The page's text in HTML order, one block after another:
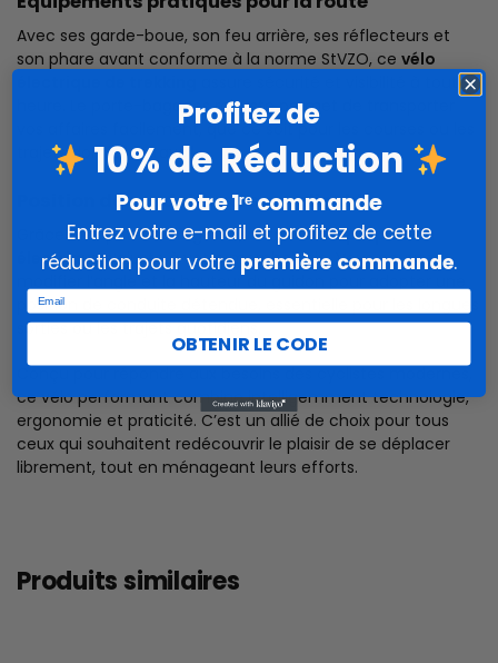
Avec ses garde-boue, son feu arrière, ses réflecteurs et
son phare avant conforme à la norme StVZO, ce vélo
assure sécurité et visibilité à toute
heure. Le porte-bagages robuste permet de transporter
vos affaires facilement, que ce soit pour les courses ou les
trajets domicile-travail.
Position de conduite personnalisable
Grâce à sa potence réglable, notrevélo à propulsion
électriques’ajuste à votre morphologie. Vous pouvez
modifier l’angle et la hauteur du guidon pour adopter une
position de conduite détendue, essentielle pour les longues
sorties ou les trajets quotidiens.
Conçu pour répondre aux besoins des cyclistes modernes,
ce vélo performant combine intelligemment technologie,
ergonomie et praticité. C’est un allié de choix pour tous
ceux qui souhaitent redécouvrir le plaisir de se déplacer
librement, tout en ménageant leurs efforts.
Produits similaires
Profitez de
10% de Réduction
Pour votre 1ʳᵉ commande
Entrez votre e-mail et profitez de cette
réduction pour votre première commande.
Email
OBTENIR LE CODE